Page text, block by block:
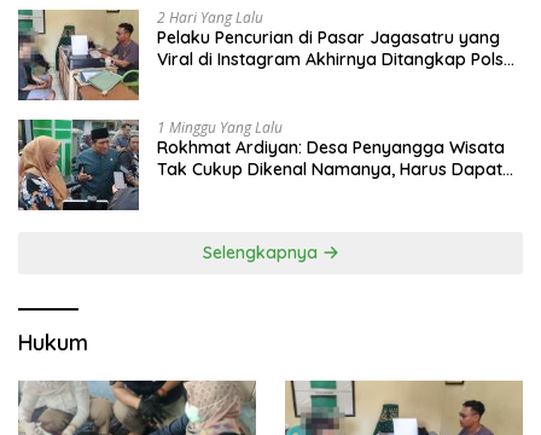
2 Hari Yang Lalu
Pelaku Pencurian di Pasar Jagasatru yang
Viral di Instagram Akhirnya Ditangkap Polsek
1 Minggu Yang Lalu
Rokhmat Ardiyan: Desa Penyangga Wisata
Tak Cukup Dikenal Namanya, Harus Dapat
Selengkapnya
Hukum